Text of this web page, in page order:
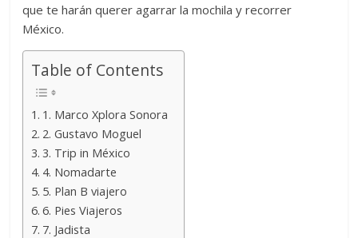
que te harán querer agarrar la mochila y recorrer
México.
Table of Contents
1. Marco Xplora Sonora
2. Gustavo Moguel
3. Trip in México
4. Nomadarte
5. Plan B viajero
6. Pies Viajeros
7. Jadista